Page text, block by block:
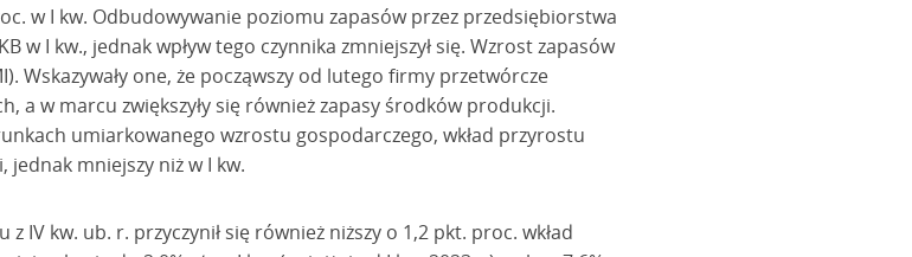
w I kw. Odbudowywanie poziomu zapasów przez przedsiębiorstwa
w I kw., jednak wpływ tego czynnika zmniejszył się. Wzrost zapasów
Wskazywały one, że począwszy od lutego firmy przetwórcze
a w marcu zwiększyły się również zapasy środków produkcji.
umiarkowanego wzrostu gospodarczego, wkład przyrostu
mniejszy niż w I kw.
IV kw. ub. r. przyczynił się również niższy o 1,2 pkt. proc. wkład